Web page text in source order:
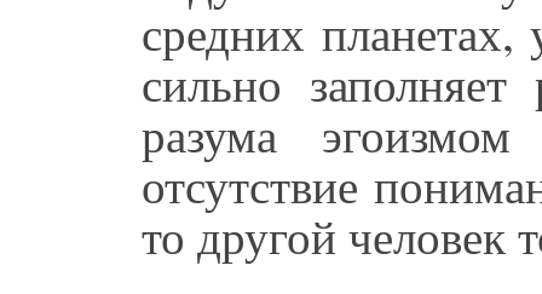
средних
сильно
разума
отсутствие
то другой человек